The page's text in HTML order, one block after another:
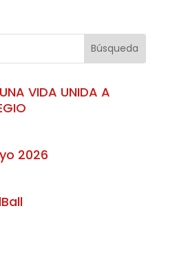
VIDA UNIDA A
2026